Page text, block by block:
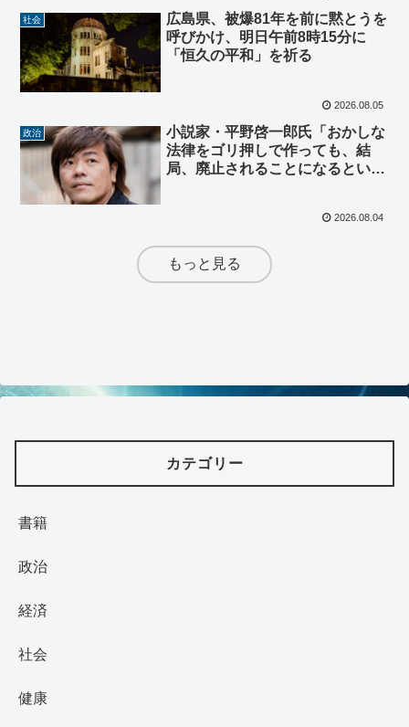
演
社会
広島県、被爆81年を前に黙とうを
呼びかけ、明日午前8時15分に
「恒久の平和」を祈る
2026.08.05
政治
小説家・平野啓一郎氏「おかしな
法律をゴリ押しで作っても、結
局、廃止されることになるという
旗損壊罪は違憲」と速やかな廃止
2026.08.04
もっと見る
カテゴリー
書籍
政治
経済
社会
健康